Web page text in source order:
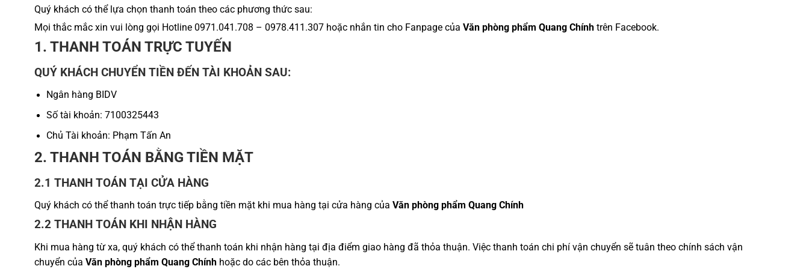
Quý khách có thể lựa chọn thanh toán theo các phương thức sau:
Mọi thắc mắc xin vui lòng gọi Hotline 0971.041.708 – 0978.411.307 hoặc nhắn tin cho Fanpage của Văn phòng phẩm Quang Chính trên Facebook.
1. THANH TOÁN TRỰC TUYẾN
QUÝ KHÁCH CHUYỂN TIỀN ĐẾN TÀI KHOẢN SAU:
Ngân hàng BIDV
Số tài khoản: 7100325443
Chủ Tài khoản: Phạm Tấn An
2. THANH TOÁN BẰNG TIỀN MẶT
2.1 THANH TOÁN TẠI CỬA HÀNG
Quý khách có thể thanh toán trực tiếp bằng tiền mặt khi mua hàng tại cửa hàng của Văn phòng phẩm Quang Chính
2.2 THANH TOÁN KHI NHẬN HÀNG
Khi mua hàng từ xa, quý khách có thể thanh toán khi nhận hàng tại địa điểm giao hàng đã thỏa thuận. Việc thanh toán chi phí vận chuyển sẽ tuân theo chính sách vận
chuyển của Văn phòng phẩm Quang Chính hoặc do các bên thỏa thuận.